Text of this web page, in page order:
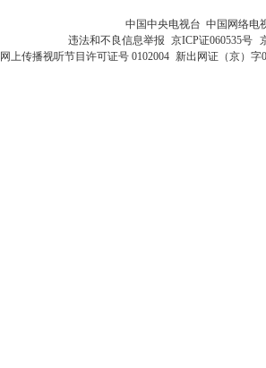
中国中央电视台 中国网络电
违法和不良信息举报 京ICP证060535号
网上传播视听节目许可证号 0102004 新出网证（京）